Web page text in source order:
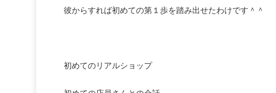
彼からすれば初めての第１歩を踏み出せたわけです＾＾
初めてのリアルショップ